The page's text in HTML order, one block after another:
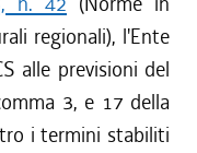
regionali), l'Ente
alle previsioni del
3, e 17 della
i termini stabiliti